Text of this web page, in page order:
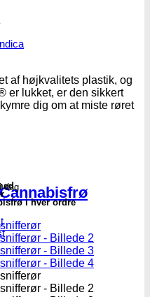
af højkvalitets plastik, og
er lukket, er den sikkert
dig om at miste røret
dag
med
i hver ordre